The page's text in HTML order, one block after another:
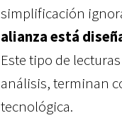
simplificación
alianza está
Este tipo de
análisis, terminan
tecnológica.